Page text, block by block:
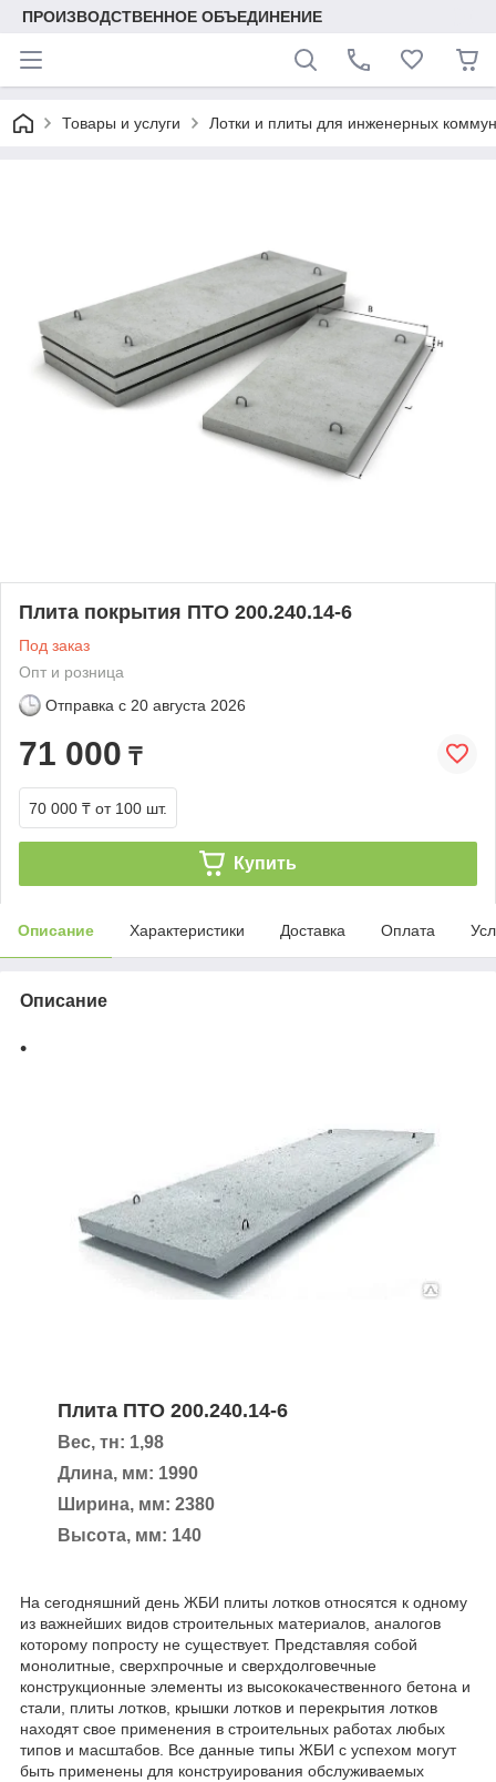
ПРОИЗВОДСТВЕННОЕ ОБЪЕДИНЕНИЕ
Товары и услуги Лотки и плиты для инженерных
Плита покрытия ПТО 200.240.14-6
Под заказ
Опт и розница
Отправка с 20 августа 2026
71 000 ₸
70 000 ₸ от 100 шт.
Купить
Описание Характеристики Доставка Оплата
Описание
Плита ПТО 200.240.14-6
Вес, тн: 1,98
Длина, мм: 1990
Ширина, мм: 2380
Высота, мм: 140
На сегодняшний день ЖБИ плиты лотков относятся к одному
из важнейших видов строительных материалов, аналогов
которому попросту не существует. Представляя собой
монолитные, сверхпрочные и сверхдолговечные
конструкционные элементы из высококачественного бетона и
стали, плиты лотков, крышки лотков и перекрытия лотков
находят свое применения в строительных работах любых
типов и масштабов. Все данные типы ЖБИ с успехом могут
быть применены для конструирования обслуживаемых